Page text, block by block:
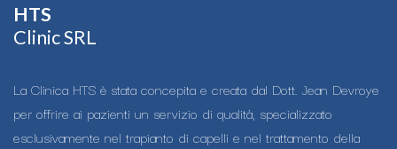
HTS​
Clinic SRL
La Clinica HTS è stata concepita e creata dal Dott. Jean Devroye
per offrire ai pazienti un servizio di qualità, specializzato
esclusivamente nel trapianto di capelli e nel trattamento della